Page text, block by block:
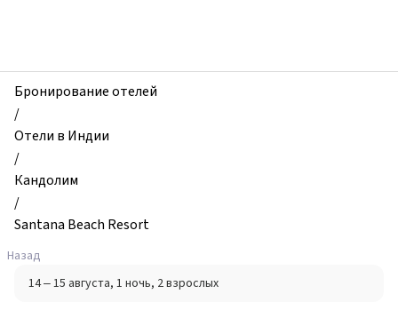
Santana
Beach
Resort,
Кандолим,
Индия
Бронирование отелей
/
Отели в Индии
/
Кандолим
/
Santana Beach Resort
Назад
14 – 15 августа, 1 ночь, 2 взрослых